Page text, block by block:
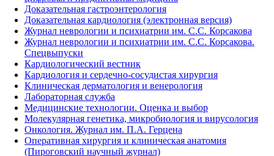
Доказательная гастроэнтерология
Доказательная кардиология (электронная версия)
Журнал неврологии и психиатрии им. С.С. Корсакова
Журнал неврологии и психиатрии им. С.С. Корсакова.
Спецвыпуски
Кардиологический вестник
Кардиология и сердечно-сосудистая хирургия
Клиническая дерматология и венерология
Лабораторная служба
Медицинские технологии. Оценка и выбор
Молекулярная генетика, микробиология и вирусология
Онкология. Журнал им. П.А. Герцена
Оперативная хирургия и клиническая анатомия
(Пироговский научный журнал)